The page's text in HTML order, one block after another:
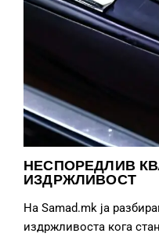
НЕСПОРЕДЛИВ
ИЗДРЖЛИВОСТ
На Samad.mk ја
издржливоста кога